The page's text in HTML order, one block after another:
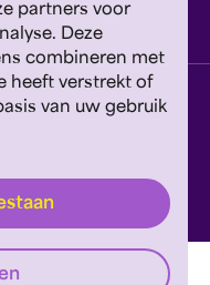
partners voor
Deze
combineren met
heeft verstrekt of
van uw gebruik
cookies wijzigen
© philzuid